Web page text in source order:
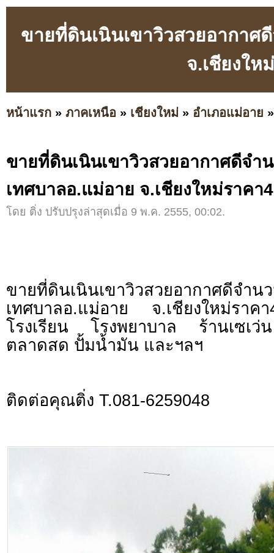
ขายที่ดินเนินเขาวิวสวยอากาศ
จ.เชียงให
หน้าแรก » ภาคเหนือ » เชียงใหม่ » อำเภอแม่อาย
ขายที่ดินเนินเขาวิวสวยอากาศดีจำ
เทศบาลอ.แม่อาย จ.เชียงใหม่ราคา
โดย ติ่ง ปรับปรุงล่าสุดเมื่อ 9 พ.ค. 2555, 00:02.
ขายที่ดินเนินเขาวิวสวยอากาศดีจำ
เทศบาลอ.แม่อาย จ.เชียงใหม่ราค
โรงเรียน โรงพยาบาล ร้านเซเว่
ตลาดสด ปั้มน้ำมัน และฯลฯ
ติดต่อคุณติ่ง T.081-6259048